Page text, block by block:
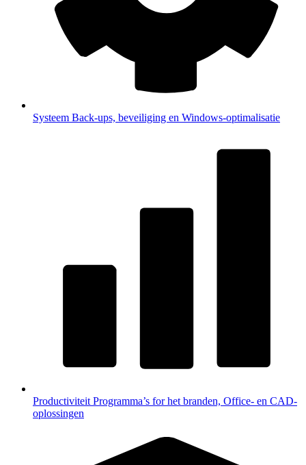
Systeem Back-ups, beveiliging en Windows-optimalisatie
Productiviteit Programma’s for het branden, Office- en CAD-
oplossingen